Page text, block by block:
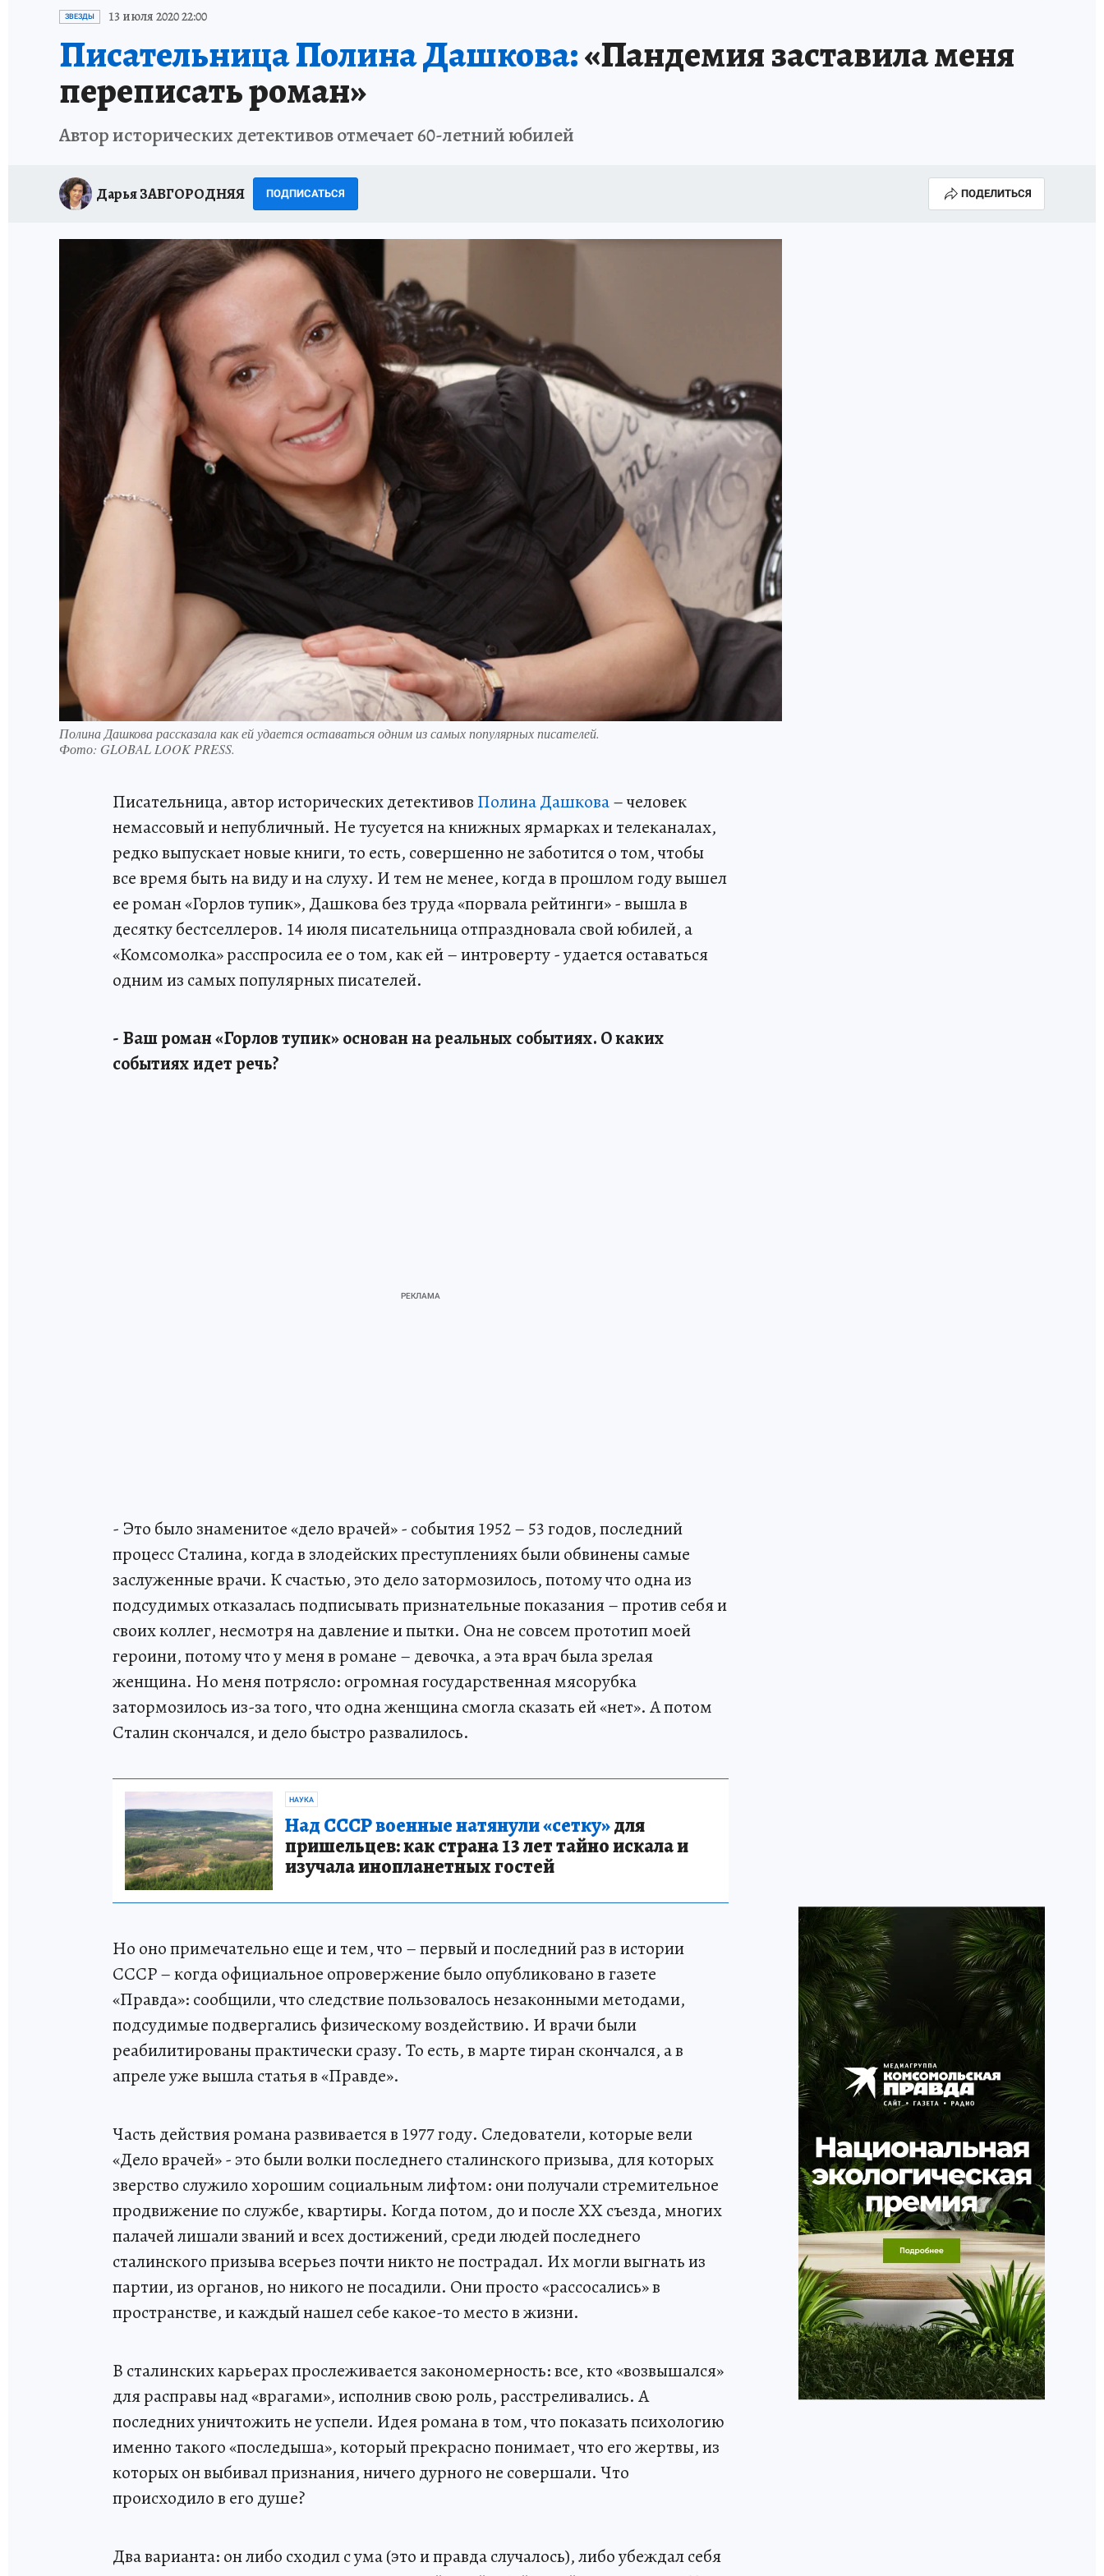
ИСПЫТАНО НА СЕБЕ
ЗВЕЗДЫ 13 июля 2020 22:00
Писательница Полина Дашкова:«Пандемия заставила меня
переписать роман»
Автор исторических детективов отмечает 60-летний юбилей
Дарья ЗАВГОРОДНЯЯ ПОДПИСАТЬСЯ ПОДЕЛИТЬСЯ
Полина Дашкова рассказала как ей удается оставаться одним из самых популярных писателей.
Фото: GLOBAL LOOK PRESS.
Писательница, автор исторических детективов Полина Дашкова– человек
немассовый и непубличный. Не тусуется на книжных ярмарках и телеканалах,
редко выпускает новые книги, то есть, совершенно не заботится о том, чтобы
все время быть на виду и на слуху. И тем не менее, когда в прошлом году вышел
ее роман «Горлов тупик», Дашкова без труда «порвала рейтинги» - вышла в
десятку бестселлеров. 14 июля писательница отпраздновала свой юбилей, а
«Комсомолка» расспросила ее о том, как ей – интроверту - удается оставаться
одним из самых популярных писателей.
- Ваш роман «Горлов тупик» основан на реальных событиях. О каких
событиях идет речь?
- Это было знаменитое «дело врачей» - события 1952 – 53 годов, последний
процесс Сталина, когда в злодейских преступлениях были обвинены самые
заслуженные врачи. К счастью, это дело затормозилось, потому что одна из
подсудимых отказалась подписывать признательные показания – против себя и
своих коллег, несмотря на давление и пытки. Она не совсем прототип моей
героини, потому что у меня в романе – девочка, а эта врач была зрелая
женщина. Но меня потрясло: огромная государственная мясорубка
затормозилось из-за того, что одна женщина смогла сказать ей «нет». А потом
Сталин скончался, и дело быстро развалилось.
НАУКА
Над СССР военные натянули «сетку»для
пришельцев: как страна 13 лет тайно искала и
изучала инопланетных гостей
Но оно примечательно еще и тем, что – первый и последний раз в истории
СССР – когда официальное опровержение было опубликовано в газете
«Правда»: сообщили, что следствие пользовалось незаконными методами,
подсудимые подвергались физическому воздействию. И врачи были
реабилитированы практически сразу. То есть, в марте тиран скончался, а в
апреле уже вышла статья в «Правде».
Часть действия романа развивается в 1977 году. Следователи, которые вели
«Дело врачей» - это были волки последнего сталинского призыва, для которых
зверство служило хорошим социальным лифтом: они получали стремительное
продвижение по службе, квартиры. Когда потом, до и после ХХ съезда, многих
палачей лишали званий и всех достижений, среди людей последнего
сталинского призыва всерьез почти никто не пострадал. Их могли выгнать из
партии, из органов, но никого не посадили. Они просто «рассосались» в
пространстве, и каждый нашел себе какое-то место в жизни.
В сталинских карьерах прослеживается закономерность: все, кто «возвышался»
для расправы над «врагами», исполнив свою роль, расстреливались. А
последних уничтожить не успели. Идея романа в том, что показать психологию
именно такого «последыша», который прекрасно понимает, что его жертвы, из
которых он выбивал признания, ничего дурного не совершали. Что
происходило в его душе?
Два варианта: он либо сходил с ума (это и правда случалось), либо убеждал себя